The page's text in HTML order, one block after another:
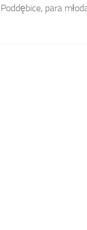
Poddębice, para